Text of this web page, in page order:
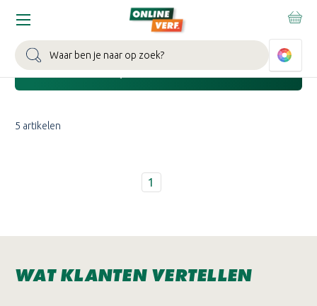
Zoeken
Home Wijzonol Interieurlak
5 artikelen
1
Toon de filters
WAT KLANTEN VERTELLEN